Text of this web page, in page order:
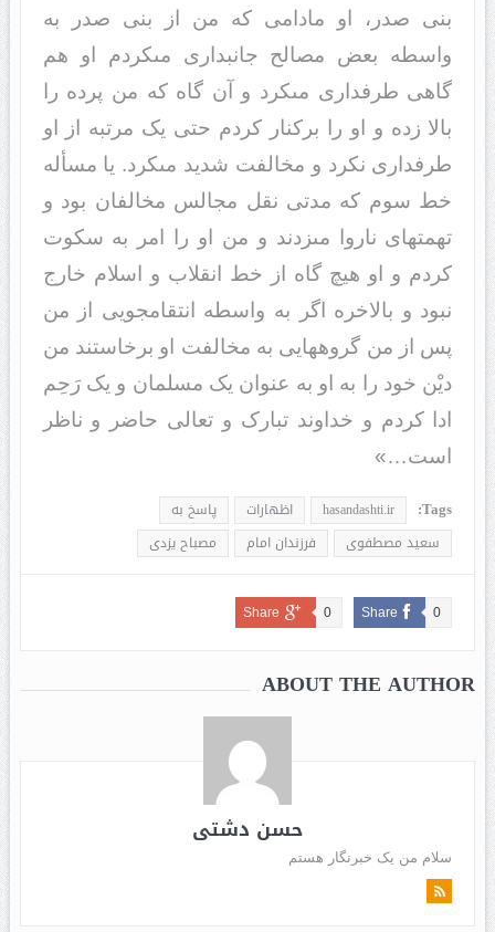
بنى صدر، او مادامى که من از بنى صدر به
واسطه بعض مصالح جانبدارى مى‏کردم او هم
گاهى طرفدارى مى‏کرد و آن گاه که من پرده را
بالا زده و او را برکنار کردم حتى یک مرتبه از او
طرفدارى نکرد و مخالفت شدید مى‏کرد. یا مسأله
خط سوم که مدتى نقل مجالس مخالفان بود و
تهمتهاى ناروا مى‏زدند و من او را امر به سکوت
کردم و او هیچ گاه از خط انقلاب و اسلام خارج
نبود و بالاخره اگر به واسطه انتقامجویى از من
پس از من گروههایى به مخالفت او برخاستند من
دیْن خود را به او به عنوان یک مسلمان و یک رَحِم
ادا کردم و خداوند تبارک و تعالى حاضر و ناظر
است‏…»
Tags:
hasandashti.ir اظهارات
پاسخ به
سعید مصطفوی
فرزندان امام مصباح یزدی
Share 0
Share 0
ABOUT THE AUTHOR
حسن دشتی
سلام من یک خبرنگار هستم